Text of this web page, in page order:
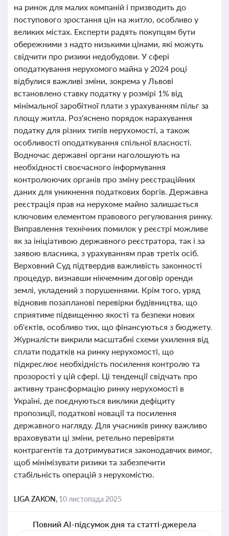
на ринок для малих компаній і призводить до
поступового зростання цін на житло, особливо у
великих містах. Експерти радять покупцям бути
обережними з надто низькими цінами, які можуть
свідчити про ризики недобудови. У сфері
оподаткування нерухомого майна у 2024 році
відбулися важливі зміни, зокрема у Львові
встановлено ставку податку у розмірі 1% від
мінімальної заробітної плати з урахуванням пільг за
площу житла. Роз'яснено порядок нарахування
податку для різних типів нерухомості, а також
особливості оподаткування спільної власності.
Водночас державні органи наголошують на
необхідності своєчасного інформування
контролюючих органів про зміну реєстраційних
даних для уникнення податкових боргів. Державна
реєстрація прав на нерухоме майно залишається
ключовим елементом правового регулювання ринку.
Виправлення технічних помилок у реєстрі можливе
як за ініціативою державного реєстратора, так і за
заявою власника, з урахуванням прав третіх осіб.
Верховний Суд підтвердив важливість законності
процедур, визнавши нікчемним договір оренди
землі, укладений з порушеннями. Крім того, уряд
відновив позапланові перевірки будівництва, що
сприятиме підвищенню якості та безпеки нових
об'єктів, особливо тих, що фінансуються з бюджету.
Журналісти викрили масштабні схеми ухилення від
сплати податків на ринку нерухомості, що
підкреслює необхідність посилення контролю та
прозорості у цій сфері. Ці тенденції свідчать про
активну трансформацію ринку нерухомості в
Україні, де поєднуються виклики дефіциту
пропозиції, податкові новації та посилення
державного нагляду. Для учасників ринку важливо
враховувати ці зміни, ретельно перевіряти
контрагентів та дотримуватися законодавчих вимог,
щоб мінімізувати ризики та забезпечити
стабільність операцій з нерухомістю.
LIGA ZAKON, 10 листопада 2025
Повний AI-підсумок дня та статті-джерела